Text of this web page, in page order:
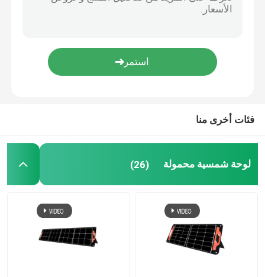
لوحة شمسية قابلة للطي
فئات أخرى منا
لوحة شمسية محمولة (26)